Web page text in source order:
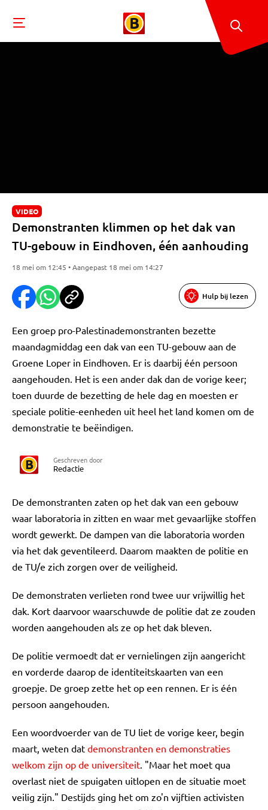
VIDEO
Demonstranten klimmen op het dak van
TU-gebouw in Eindhoven, één aanhouding
18 mei om 12:45 • Aangepast 18 mei om 14:27
Hulp bij lezen
Een groep pro-Palestinademonstranten bezette
maandagmiddag een dak van een TU-gebouw aan de
Groene Loper in Eindhoven. Er is daarbij één persoon
aangehouden. Het is een ander dak dan de vorige keer;
toen duurde de bezetting de hele dag en moesten er
speciale politie-eenheden uit heel het land komen om de
demonstratie te beëindigen.
Geschreven door
Redactie
De demonstranten zaten op het dak van een gebouw
waar laboratoria in zitten en waar met gevaarlijke stoffen
wordt gewerkt. De dampen van die laboratoria worden
via het dak geventileerd. Daarom maakten de politie en
de TU/e zich zorgen over de veiligheid.
De demonstraten verlieten rond twee uur vrijwillig het
dak. Kort daarvoor waarschuwde de politie dat ze zouden
worden aangehouden als ze op het dak bleven.
De politie vermoedt dat er vernielingen zijn aangericht
en vorderde daarop de identiteitskaarten van een
groepje. De groep zette het op een rennen. Er is één
persoon aangehouden.
Een woordvoerder van de TU liet de vorige keer, begin
maart, weten dat demonstranten en demonstraties
welkom zijn op de universiteit. "Maar het moet qua
overlast niet de spuigaten uitlopen en de situatie moet
veilig zijn." Destijds ging het om zo'n vijftien activisten